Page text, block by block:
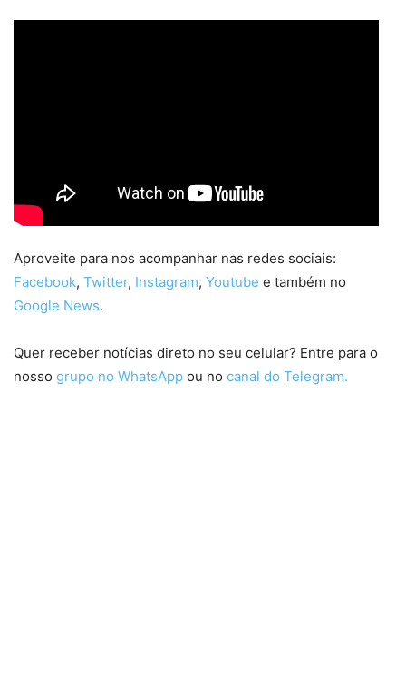
Aproveite para nos acompanhar nas redes sociais:
Facebook, Twitter, Instagram, Youtube e também no
Google News.
Quer receber notícias direto no seu celular? Entre para o
nosso grupo no WhatsApp ou no canal do Telegram.